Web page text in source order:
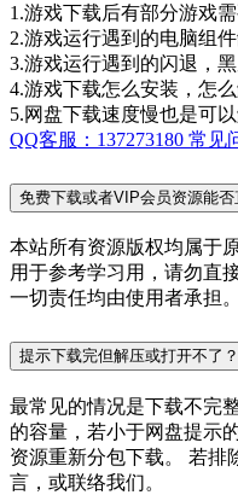
1.游戏下载后有部分游戏
2.游戏运行遇到的电脑组
3.游戏运行遇到的闪退，
4.游戏下载怎么安装，怎么
5.网盘下载速度慢也是可以
QQ客服：137273180 常见
免费下载或者VIP会员资源能否
本站所有资源版权均属于
用于参考学习用，请勿直
一切责任均由使用者承担
提示下载完但解压或打开不了？
最常见的情况是下载不完
的容量，若小于网盘提示
资源重新分包下载。 若排
言，或联络我们。